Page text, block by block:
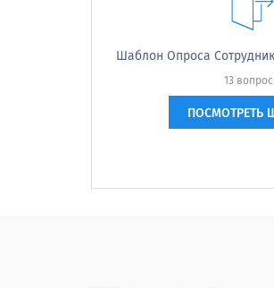
Уважение к работе
Политика сверхурочной
Шаблон Опроса
13
ПОСМОТРЕТЬ